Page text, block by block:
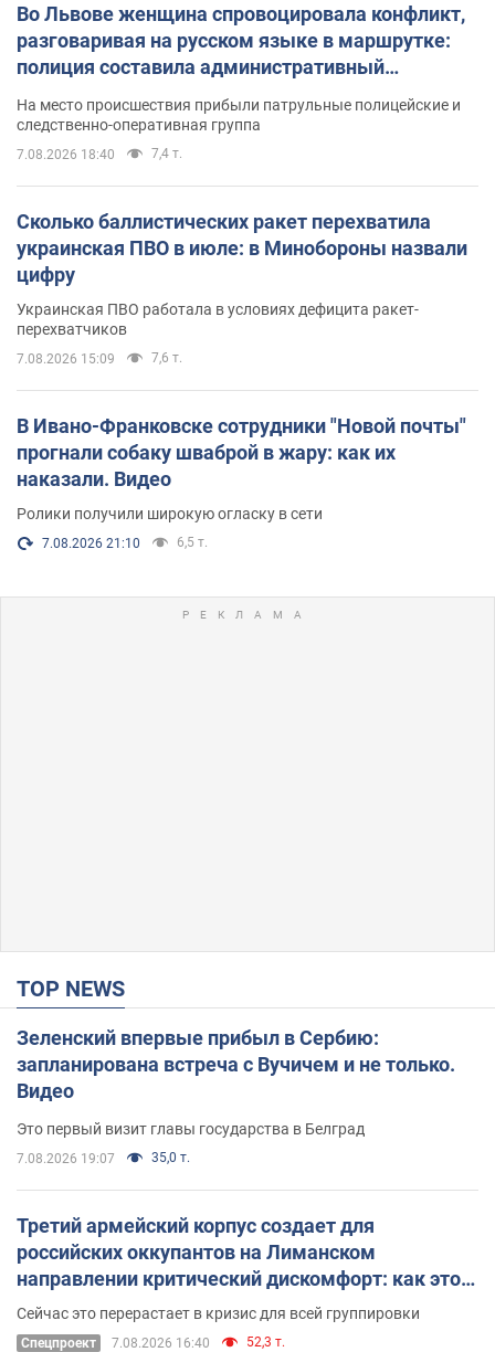
Во Львове женщина спровоцировала конфликт,
разговаривая на русском языке в маршрутке:
полиция составила административный
На место происшествия прибыли патрульные полицейские и
следственно-оперативная группа
7.08.2026 18:40 7,4 т.
Сколько баллистических ракет перехватила
украинская ПВО в июле: в Минобороны назвали
цифру
Украинская ПВО работала в условиях дефицита ракет-
перехватчиков
7.08.2026 15:09 7,6 т.
В Ивано-Франковске сотрудники "Новой почты"
прогнали собаку шваброй в жару: как их
наказали. Видео
Ролики получили широкую огласку в сети
7.08.2026 21:10 6,5 т.
TOP NEWS
Зеленский впервые прибыл в Сербию:
запланирована встреча с Вучичем и не только.
Видео
Это первый визит главы государства в Белград
7.08.2026 19:07 35,0 т.
Третий армейский корпус создает для
российских оккупантов на Лиманском
направлении критический дискомфорт: как это
удалось
Сейчас это перерастает в кризис для всей группировки
Спецпроект 7.08.2026 16:40 52,3 т.